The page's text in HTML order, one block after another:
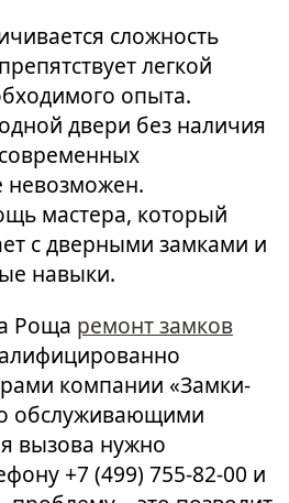
сложность
легкой
опыта.
двери без наличия
невозможен.
мастера, который
с дверными замками и
навыки.
Роща ремонт замков
компании «Замки-
обслуживающими
вызова нужно
+7 (499) 755-82-00 и